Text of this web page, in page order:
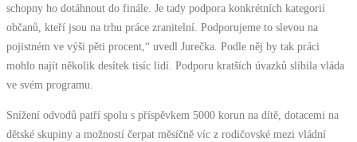
schopny ho dotáhnout do finále. Je tady podpora konkrétních kategorií
občanů, kteří jsou na trhu práce zranitelní. Podporujeme to slevou na
pojistném ve výši pěti procent,“ uvedl Jurečka. Podle něj by tak práci
mohlo najít několik desítek tisíc lidí. Podporu kratších úvazků slíbila vláda
ve svém programu.
Snížení odvodů patří spolu s příspěvkem 5000 korun na dítě, dotacemi na
dětské skupiny a možností čerpat měsíčně víc z rodičovské mezi vládní